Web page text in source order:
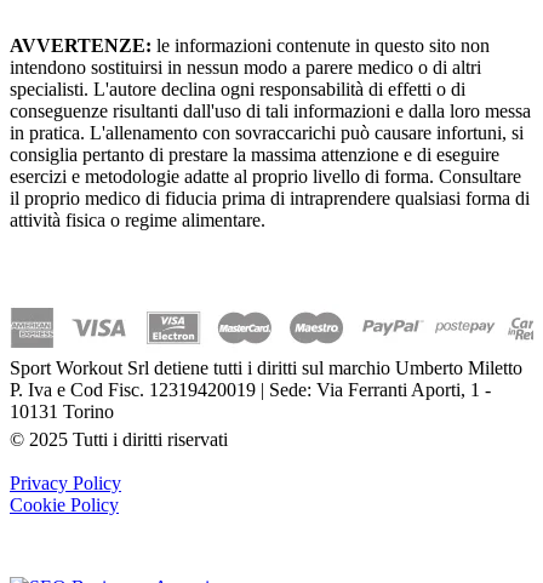
AVVERTENZE: le informazioni contenute in questo sito non
intendono sostituirsi in nessun modo a parere medico o di altri
specialisti. L'autore declina ogni responsabilità di effetti o di
conseguenze risultanti dall'uso di tali informazioni e dalla loro messa
in pratica. L'allenamento con sovraccarichi può causare infortuni, si
consiglia pertanto di prestare la massima attenzione e di eseguire
esercizi e metodologie adatte al proprio livello di forma. Consultare
il proprio medico di fiducia prima di intraprendere qualsiasi forma di
attività fisica o regime alimentare.
Sport Workout Srl detiene tutti i diritti sul marchio Umberto Miletto
P. Iva e Cod Fisc. 12319420019 | Sede: Via Ferranti Aporti, 1 -
10131 Torino
© 2025 Tutti i diritti riservati
Privacy Policy
Cookie Policy